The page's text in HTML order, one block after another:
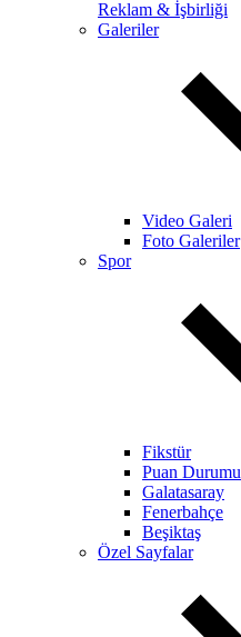
Reklam & İşbirliği
Galeriler
Video Galeri
Foto Galeriler
Spor
Fikstür
Puan Durumu
Galatasaray
Fenerbahçe
Beşiktaş
Özel Sayfalar